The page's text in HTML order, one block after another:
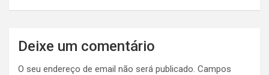
Deixe um comentário
O seu endereço de email não será publicado. Campos